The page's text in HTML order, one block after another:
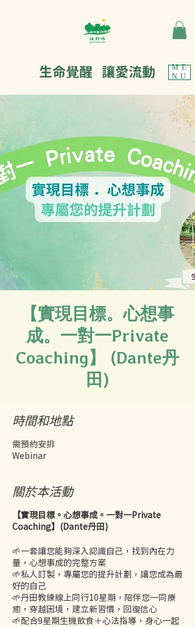
ME
NU
生命覺醒 讓愛流動
【實現目標。心想事
成。一對一Private
Coaching】 (Dante丹
田)
時間和地點
需預約安排
Webinar
關於本活動
【實現目標。心想事成。一對一Private
Coaching】(Dante丹田)
🌱一套讓您能夠深入認識自己，找到內在力
量，心想事成的完整方案
🌱私人訂製，專屬您的提升計劃，讓您成為最
好的自己
🌱丹田教練線上同行10星期，陪伴您一同療
癒，穿越困境，建立新習慣，回復信心
🌱配合9星期生機飲食＋心法指導，身心一起